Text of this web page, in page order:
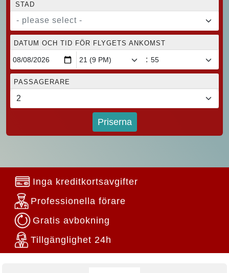
STAD
- please select -
DATUM OCH TID FÖR FLYGETS ANKOMST
:
PASSAGERARE
Priserna
Inga kreditkortsavgifter
Professionella förare
Gratis avbokning
Tillgänglighet 24h